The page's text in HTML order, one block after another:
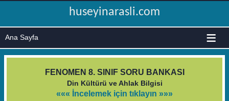
huseyinarasli.com
≡
FENOMEN 8. SINIF SORU BANKASI
Din Kültürü ve Ahlak Bilgisi
««« İncelemek için tıklayın »»»